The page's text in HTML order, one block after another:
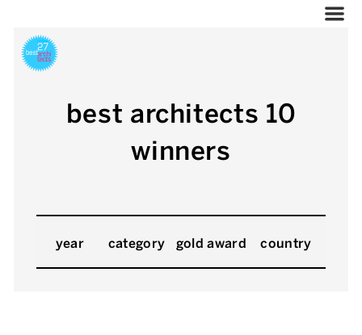
best architects 10
winners
year category gold award country